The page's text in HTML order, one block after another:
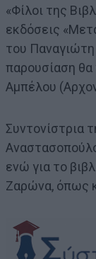
«Φίλοι της
εκδόσεις
του
παρουσίαση θα
Αμπέλου
Συντονίστρια
ενώ για το
Ζαρώνα, όπως